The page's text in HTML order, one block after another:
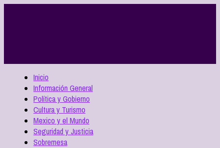
Inicio
Información General
Política y Gobierno
Cultura y Turismo
Mexico y el Mundo
Seguridad y Justicia
Sobremesa